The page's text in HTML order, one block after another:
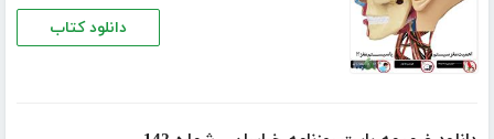
دانلود کتاب